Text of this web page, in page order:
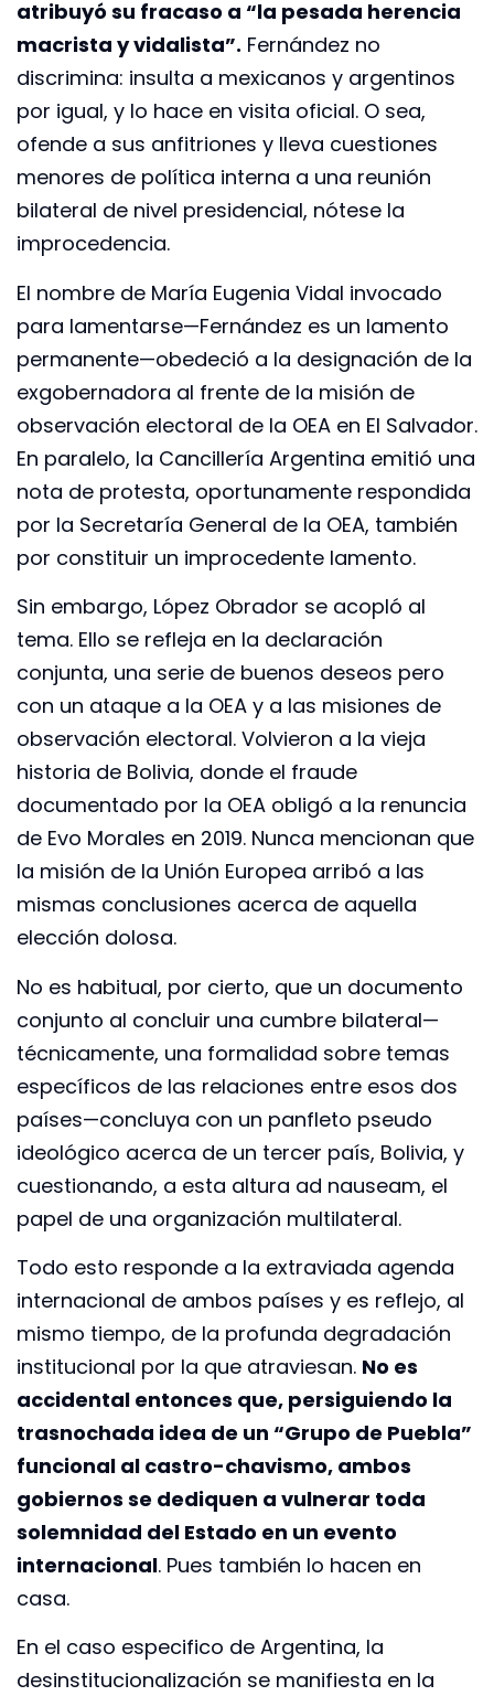
atribuyó su fracaso a “la pesada herencia
macrista y vidalista”. Fernández no
discrimina: insulta a mexicanos y argentinos
por igual, y lo hace en visita oficial. O sea,
ofende a sus anfitriones y lleva cuestiones
menores de política interna a una reunión
bilateral de nivel presidencial, nótese la
improcedencia.
El nombre de María Eugenia Vidal invocado
para lamentarse—Fernández es un lamento
permanente—obedeció a la designación de la
exgobernadora al frente de la misión de
observación electoral de la OEA en El Salvador.
En paralelo, la Cancillería Argentina emitió una
nota de protesta, oportunamente respondida
por la Secretaría General de la OEA, también
por constituir un improcedente lamento.
Sin embargo, López Obrador se acopló al
tema. Ello se refleja en la declaración
conjunta, una serie de buenos deseos pero
con un ataque a la OEA y a las misiones de
observación electoral. Volvieron a la vieja
historia de Bolivia, donde el fraude
documentado por la OEA obligó a la renuncia
de Evo Morales en 2019. Nunca mencionan que
la misión de la Unión Europea arribó a las
mismas conclusiones acerca de aquella
elección dolosa.
No es habitual, por cierto, que un documento
conjunto al concluir una cumbre bilateral—
técnicamente, una formalidad sobre temas
específicos de las relaciones entre esos dos
países—concluya con un panfleto pseudo
ideológico acerca de un tercer país, Bolivia, y
cuestionando, a esta altura ad nauseam, el
papel de una organización multilateral.
Todo esto responde a la extraviada agenda
internacional de ambos países y es reflejo, al
mismo tiempo, de la profunda degradación
institucional por la que atraviesan. No es
accidental entonces que, persiguiendo la
trasnochada idea de un “Grupo de Puebla”
funcional al castro-chavismo, ambos
gobiernos se dediquen a vulnerar toda
solemnidad del Estado en un evento
internacional. Pues también lo hacen en
casa.
En el caso especifico de Argentina, la
desinstitucionalización se manifiesta en la